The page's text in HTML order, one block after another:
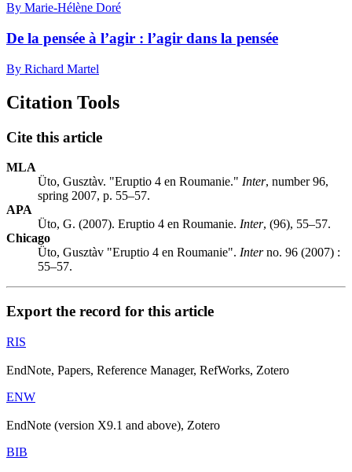
By Marie-Hélène Doré
De la pensée à l’agir : l’agir dans la pensée
By Richard Martel
Citation Tools
Cite this article
MLA
Üto, Gusztàv. "Eruptio 4 en Roumanie." Inter, number 96,
spring 2007, p. 55–57.
APA
Üto, G. (2007). Eruptio 4 en Roumanie. Inter, (96), 55–57.
Chicago
Üto, Gusztàv "Eruptio 4 en Roumanie". Interno. 96 (2007) :
55–57.
Export the record for this article
RIS
EndNote, Papers, Reference Manager, RefWorks, Zotero
ENW
EndNote (version X9.1 and above), Zotero
BIB